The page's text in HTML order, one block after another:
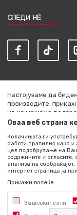
СЛЕДИ НЀ
Настојуваме да
производите,
но не можеме да
комплетни и без
секој момент.
проверите со повик
©2026 literatura.mk,
задржани.
Оваа веб страна
Колачињата ги
работи правилно како и
цел подобрување на
содржините и огласите,
анализа на
интернет страница ја
Прикажи повеќе
Задолжителни